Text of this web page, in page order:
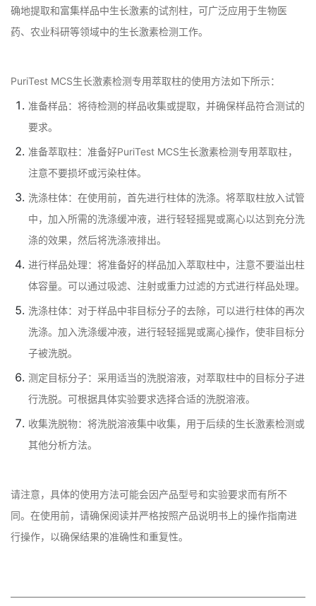
确地提取和富集样品中生长激素的试剂柱，可广泛应用于生物医
药、农业科研等领域中的生长激素检测工作。
PuriTest MCS生长激素检测专用萃取柱的使用方法如下所示：
准备样品：将待检测的样品收集或提取，并确保样品符合测试的
要求。
准备萃取柱：准备好PuriTest MCS生长激素检测专用萃取柱，
注意不要损坏或污染柱体。
洗涤柱体：在使用前，首先进行柱体的洗涤。将萃取柱放入试管
中，加入所需的洗涤缓冲液，进行轻轻摇晃或离心以达到充分洗
涤的效果，然后将洗涤液排出。
进行样品处理：将准备好的样品加入萃取柱中，注意不要溢出柱
体容量。可以通过吸滤、注射或重力过滤的方式进行样品处理。
洗涤柱体：对于样品中非目标分子的去除，可以进行柱体的再次
洗涤。加入洗涤缓冲液，进行轻轻摇晃或离心操作，使非目标分
子被洗脱。
测定目标分子：采用适当的洗脱溶液，对萃取柱中的目标分子进
行洗脱。可根据具体实验要求选择合适的洗脱溶液。
收集洗脱物：将洗脱溶液集中收集，用于后续的生长激素检测或
其他分析方法。
请注意，具体的使用方法可能会因产品型号和实验要求而有所不
同。在使用前，请确保阅读并严格按照产品说明书上的操作指南进
行操作，以确保结果的准确性和重复性。